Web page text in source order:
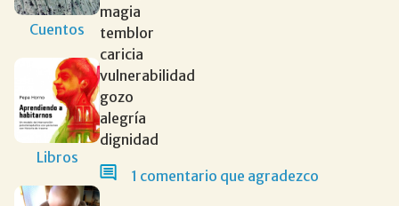
Cuentos
Libros
magia
temblor
caricia
vulnerabilidad
gozo
alegría
dignidad
1 comentario que agradezco